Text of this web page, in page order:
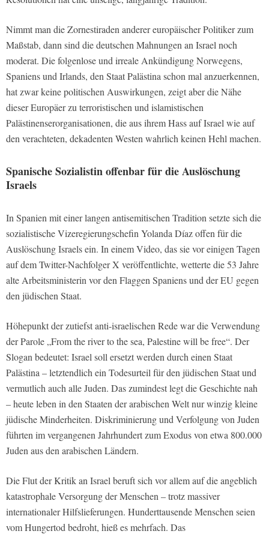
Nimmt man die Zornestiraden anderer europäischer Politiker zum
Maßstab, dann sind die deutschen Mahnungen an Israel noch
moderat. Die folgenlose und irreale Ankündigung Norwegens,
Spaniens und Irlands, den Staat Palästina schon mal anzuerkennen,
hat zwar keine politischen Auswirkungen, zeigt aber die Nähe
dieser Europäer zu terroristischen und islamistischen
Palästinenserorganisationen, die aus ihrem Hass auf Israel wie auf
den verachteten, dekadenten Westen wahrlich keinen Hehl machen.
Spanische Sozialistin offenbar für die Auslöschung
Israels
In Spanien mit einer langen antisemitischen Tradition setzte sich die
sozialistische Vizeregierungschefin Yolanda Díaz offen für die
Auslöschung Israels ein. In einem Video, das sie vor einigen Tagen
auf dem Twitter-Nachfolger X veröffentlichte, wetterte die 53 Jahre
alte Arbeitsministerin vor den Flaggen Spaniens und der EU gegen
den jüdischen Staat.
Höhepunkt der zutiefst anti-israelischen Rede war die Verwendung
der Parole „From the river to the sea, Palestine will be free“. Der
Slogan bedeutet: Israel soll ersetzt werden durch einen Staat
Palästina – letztendlich ein Todesurteil für den jüdischen Staat und
vermutlich auch alle Juden. Das zumindest legt die Geschichte nah
– heute leben in den Staaten der arabischen Welt nur winzig kleine
jüdische Minderheiten. Diskriminierung und Verfolgung von Juden
führten im vergangenen Jahrhundert zum Exodus von etwa 800.000
Juden aus den arabischen Ländern.
Die Flut der Kritik an Israel beruft sich vor allem auf die angeblich
katastrophale Versorgung der Menschen – trotz massiver
internationaler Hilfslieferungen. Hunderttausende Menschen seien
vom Hungertod bedroht, hieß es mehrfach. Das